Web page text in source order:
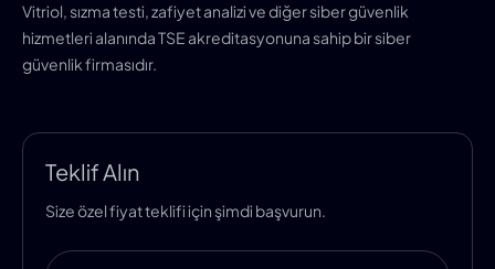
Vitriol, sızma testi, zafiyet analizi ve diğer siber güvenlik
hizmetleri alanında TSE akreditasyonuna sahip bir siber
güvenlik firmasıdır.
Teklif Alın
Size özel fiyat teklifi için şimdi başvurun.